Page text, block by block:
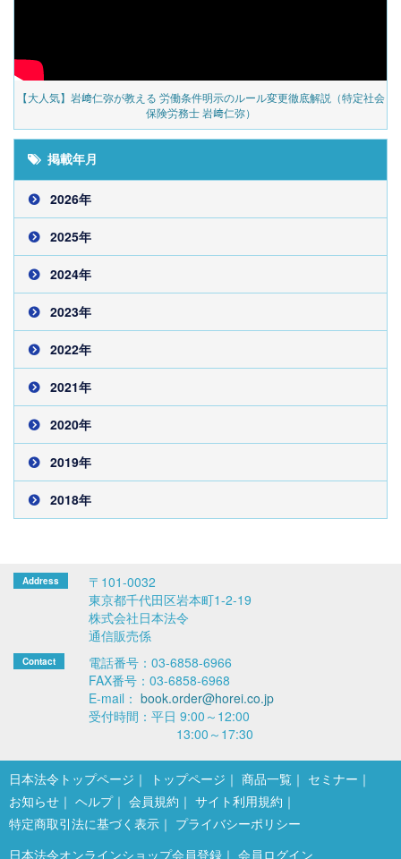
【大人気】岩﨑仁弥が教える 労働条件明示のルール変更徹底解説（特定社会
保険労務士 岩﨑仁弥）
掲載年月
2026年
2025年
2024年
2023年
2022年
2021年
2020年
2019年
2018年
〒101-0032
東京都千代田区岩本町1-2-19
株式会社日本法令
通信販売係
電話番号：03-6858-6966
FAX番号：03-6858-6968
E-mail： book.order@horei.co.jp
受付時間：平日 9:00～12:00
13:00～17:30
日本法令トップページ トップページ 商品一覧
セミナー
お知らせ
ヘルプ 会員規約
サイト利用規約
特定商取引法に基づく表示
プライバシーポリシー
日本法令オンラインショップ会員登録
会員ログイン